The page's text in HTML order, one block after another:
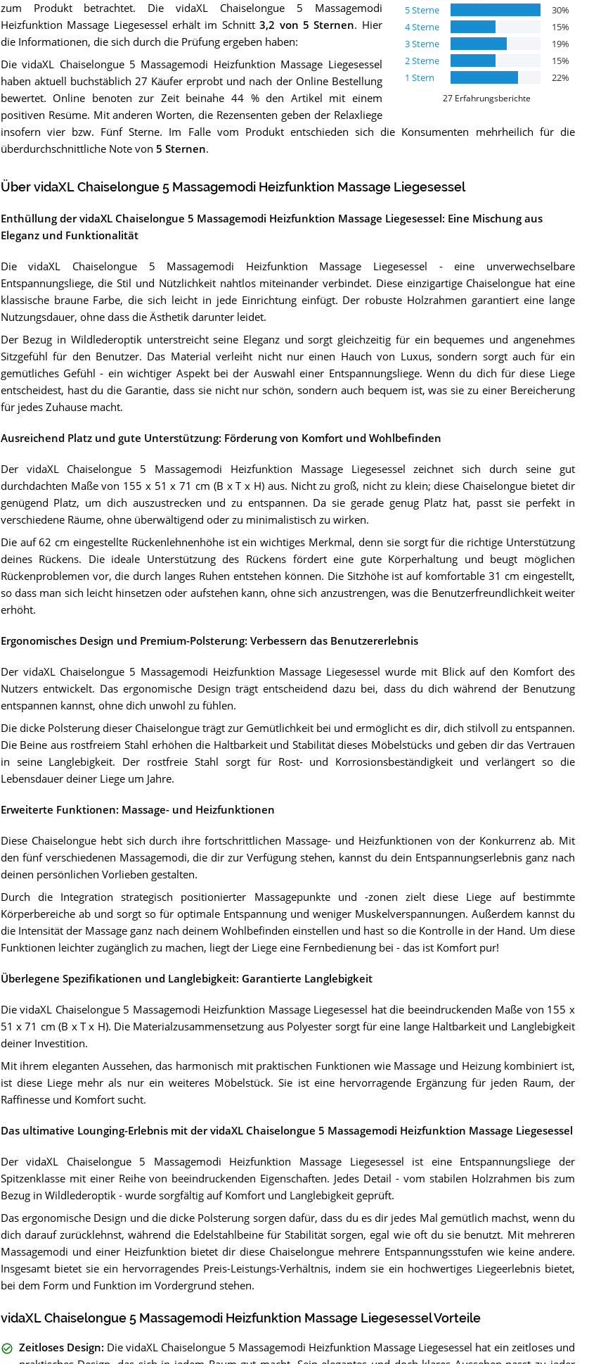
5Sterne 30%
4Sterne 15%
3Sterne 19%
2Sterne 15%
1 Stern 22%
27 Erfahrungsberichte
zum Produkt betrachtet.
Die
vidaXL Chaiselongue 5 Massagemodi
Heizfunktion Massage Liegesessel erhält im Schnitt3,2 von 5 Sternen. Hier
die Informationen, die sich durch die Prüfung ergeben haben:
Die vidaXL Chaiselongue 5 Massagemodi Heizfunktion Massage Liegesessel
haben aktuell buchstäblich 27 Käufer erprobt und nach der Online Bestellung
bewertet. Online benoten zur Zeit beinahe 44 % den Artikel mit einem
positiven Resüme. Mit anderen Worten, die Rezensenten geben der Relaxliege
insofern vier bzw. Fünf Sterne. Im Falle vom Produkt entschieden sich die Konsumenten mehrheilich für die
überdurchschnittliche Note von 5 Sternen.
Über vidaXL Chaiselongue 5 Massagemodi Heizfunktion Massage Liegesessel
Enthüllung der vidaXL Chaiselongue 5 Massagemodi Heizfunktion Massage Liegesessel: Eine Mischung aus
Eleganz und Funktionalität
Die vidaXL Chaiselongue 5 Massagemodi Heizfunktion Massage Liegesessel - eine unverwechselbare
Entspannungsliege, die Stil und Nützlichkeit nahtlos miteinander verbindet. Diese einzigartige Chaiselongue hat eine
klassische braune Farbe, die sich leicht in jede Einrichtung einfügt. Der robuste Holzrahmen garantiert eine lange
Nutzungsdauer, ohne dass die Ästhetik darunter leidet.
Der Bezug in Wildlederoptik unterstreicht seine Eleganz und sorgt gleichzeitig für ein bequemes und angenehmes
Sitzgefühl für den Benutzer. Das Material verleiht nicht nur einen Hauch von Luxus, sondern sorgt auch für ein
gemütliches Gefühl - ein wichtiger Aspekt bei der Auswahl einer Entspannungsliege. Wenn du dich für diese Liege
entscheidest, hast du die Garantie, dass sie nicht nur schön, sondern auch bequem ist, was sie zu einer Bereicherung
für jedes Zuhause macht.
Ausreichend Platz und gute Unterstützung: Förderung von Komfort und Wohlbefinden
Der vidaXL Chaiselongue 5 Massagemodi Heizfunktion Massage Liegesessel zeichnet sich durch seine gut
durchdachten Maße von 155 x 51 x 71 cm (B x T x H) aus. Nicht zu groß, nicht zu klein; diese Chaiselongue bietet dir
genügend Platz, um dich auszustrecken und zu entspannen. Da sie gerade genug Platz hat, passt sie perfekt in
verschiedene Räume, ohne überwältigend oder zu minimalistisch zu wirken.
Die auf 62 cm eingestellte Rückenlehnenhöhe ist ein wichtiges Merkmal, denn sie sorgt für die richtige Unterstützung
deines Rückens. Die ideale Unterstützung des Rückens fördert eine gute Körperhaltung und beugt möglichen
Rückenproblemen vor, die durch langes Ruhen entstehen können. Die Sitzhöhe ist auf komfortable 31 cm eingestellt,
so dass man sich leicht hinsetzen oder aufstehen kann, ohne sich anzustrengen, was die Benutzerfreundlichkeit weiter
erhöht.
Ergonomisches Design und Premium-Polsterung: Verbessern das Benutzererlebnis
Der vidaXL Chaiselongue 5 Massagemodi Heizfunktion Massage Liegesessel wurde mit Blick auf den Komfort des
Nutzers entwickelt. Das ergonomische Design trägt entscheidend dazu bei, dass du dich während der Benutzung
entspannen kannst, ohne dich unwohl zu fühlen.
Die dicke Polsterung dieser Chaiselongue trägt zur Gemütlichkeit bei und ermöglicht es dir, dich stilvoll zu entspannen.
Die Beine aus rostfreiem Stahl erhöhen die Haltbarkeit und Stabilität dieses Möbelstücks und geben dir das Vertrauen
in seine Langlebigkeit. Der rostfreie Stahl sorgt für Rost- und Korrosionsbeständigkeit und verlängert so die
Lebensdauer deiner Liege um Jahre.
Erweiterte Funktionen: Massage- und Heizfunktionen
Diese Chaiselongue hebt sich durch ihre fortschrittlichen Massage- und Heizfunktionen von der Konkurrenz ab. Mit
den fünf verschiedenen Massagemodi, die dir zur Verfügung stehen, kannst du dein Entspannungserlebnis ganz nach
deinen persönlichen Vorlieben gestalten.
Durch die Integration strategisch positionierter Massagepunkte und -zonen zielt diese Liege auf bestimmte
Körperbereiche ab und sorgt so für optimale Entspannung und weniger Muskelverspannungen. Außerdem kannst du
die Intensität der Massage ganz nach deinem Wohlbefinden einstellen und hast so die Kontrolle in der Hand. Um diese
Funktionen leichter zugänglich zu machen, liegt der Liege eine Fernbedienung bei - das ist Komfort pur!
Überlegene Spezifikationen und Langlebigkeit: Garantierte Langlebigkeit
Die vidaXL Chaiselongue 5 Massagemodi Heizfunktion Massage Liegesessel hat die beeindruckenden Maße von 155 x
51 x 71 cm (B x T x H). Die Materialzusammensetzung aus Polyester sorgt für eine lange Haltbarkeit und Langlebigkeit
deiner Investition.
Mit ihrem eleganten Aussehen, das harmonisch mit praktischen Funktionen wie Massage und Heizung kombiniert ist,
ist diese Liege mehr als nur ein weiteres Möbelstück. Sie ist eine hervorragende Ergänzung für jeden Raum, der
Raffinesse und Komfort sucht.
Das ultimative Lounging-Erlebnis mit der vidaXL Chaiselongue 5 Massagemodi Heizfunktion Massage Liegesessel
Der vidaXL Chaiselongue 5 Massagemodi Heizfunktion Massage Liegesessel ist eine Entspannungsliege der
Spitzenklasse mit einer Reihe von beeindruckenden Eigenschaften. Jedes Detail - vom stabilen Holzrahmen bis zum
Bezug in Wildlederoptik - wurde sorgfältig auf Komfort und Langlebigkeit geprüft.
Das ergonomische Design und die dicke Polsterung sorgen dafür, dass du es dir jedes Mal gemütlich machst, wenn du
dich darauf zurücklehnst, während die Edelstahlbeine für Stabilität sorgen, egal wie oft du sie benutzt. Mit mehreren
Massagemodi und einer Heizfunktion bietet dir diese Chaiselongue mehrere Entspannungsstufen wie keine andere.
Insgesamt bietet sie ein hervorragendes Preis-Leistungs-Verhältnis, indem sie ein hochwertiges Liegeerlebnis bietet,
bei dem Form und Funktion im Vordergrund stehen.
vidaXL Chaiselongue 5 Massagemodi Heizfunktion Massage Liegesessel Vorteile
Zeitloses Design: Die vidaXL Chaiselongue 5 Massagemodi Heizfunktion Massage Liegesessel hat ein zeitloses und